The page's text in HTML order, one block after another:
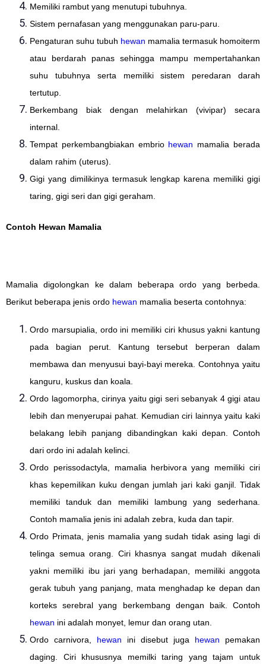
Memiliki rambut yang menutupi tubuhnya.
Sistem pernafasan yang menggunakan paru-paru.
Pengaturan suhu tubuh hewan mamalia termasuk homoiterm
atau berdarah panas sehingga mampu mempertahankan
suhu tubuhnya serta memiliki sistem peredaran darah
tertutup.
Berkembang biak dengan melahirkan (vivipar) secara
internal.
Tempat perkembangbiakan embrio hewan mamalia berada
dalam rahim (uterus).
Gigi yang dimilikinya termasuk lengkap karena memiliki gigi
taring, gigi seri dan gigi geraham.
Contoh Hewan Mamalia
Mamalia digolongkan ke dalam beberapa ordo yang berbeda.
Berikut beberapa jenis ordo hewan mamalia beserta contohnya:
Ordo marsupialia, ordo ini memiliki ciri khusus yakni kantung
pada bagian perut. Kantung tersebut berperan dalam
membawa dan menyusui bayi-bayi mereka. Contohnya yaitu
kanguru, kuskus dan koala.
Ordo lagomorpha, cirinya yaitu gigi seri sebanyak 4 gigi atau
lebih dan menyerupai pahat. Kemudian ciri lainnya yaitu kaki
belakang lebih panjang dibandingkan kaki depan. Contoh
dari ordo ini adalah kelinci.
Ordo perissodactyla, mamalia herbivora yang memiliki ciri
khas kepemilikan kuku dengan jumlah jari kaki ganjil. Tidak
memiliki tanduk dan memiliki lambung yang sederhana.
Contoh mamalia jenis ini adalah zebra, kuda dan tapir.
Ordo Primata, jenis mamalia yang sudah tidak asing lagi di
telinga semua orang. Ciri khasnya sangat mudah dikenali
yakni memiliki ibu jari yang berhadapan, memiliki anggota
gerak tubuh yang panjang, mata menghadap ke depan dan
korteks serebral yang berkembang dengan baik. Contoh
hewan ini adalah monyet, lemur dan orang utan.
Ordo carnivora, hewan ini disebut juga hewan pemakan
daging. Ciri khususnya memilki taring yang tajam untuk